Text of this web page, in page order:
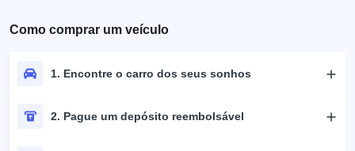
Como comprar um veículo
1. Encontre o carro dos seus sonhos
2. Pague um depósito reembolsável